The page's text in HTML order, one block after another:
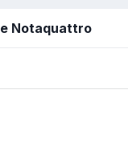
Notaquattro